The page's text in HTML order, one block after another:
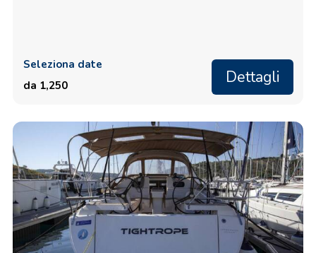
Seleziona date
da 1,250
Dettagli